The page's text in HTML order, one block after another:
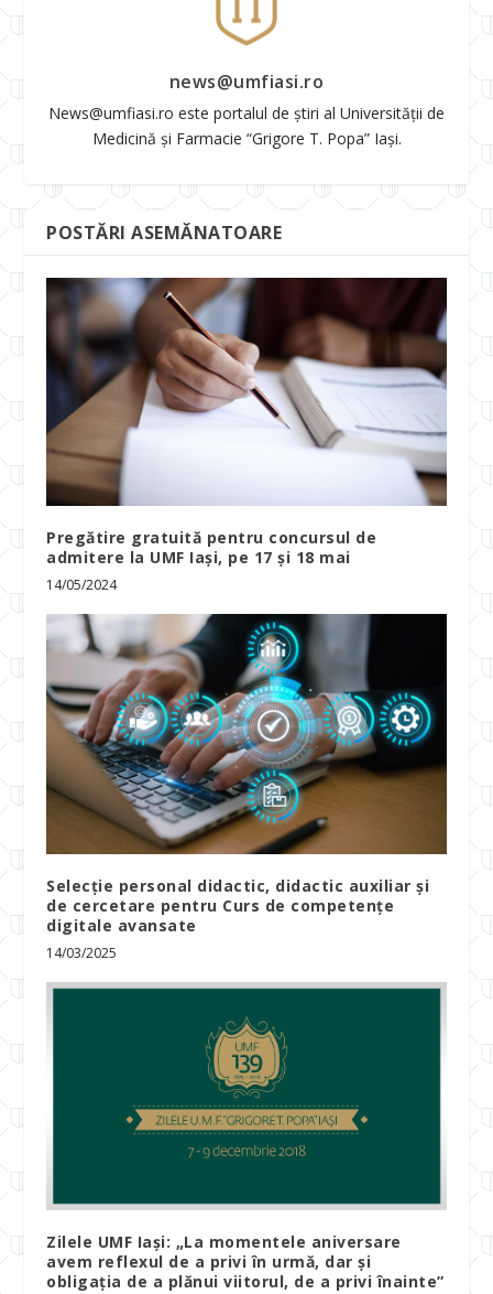
news@umfiasi.ro
News@umfiasi.ro este portalul de știri al Universității de
Medicină și Farmacie “Grigore T. Popa” Iași.
POSTĂRI ASEMĂNATOARE
Pregătire gratuită pentru concursul de
admitere la UMF Iași, pe 17 și 18 mai
14/05/2024
Selecție personal didactic, didactic auxiliar și
de cercetare pentru Curs de competențe
digitale avansate
14/03/2025
Zilele UMF Iași: „La momentele aniversare
avem reflexul de a privi în urmă, dar și
obligația de a plănui viitorul, de a privi înainte”